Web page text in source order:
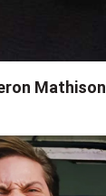
Mathison